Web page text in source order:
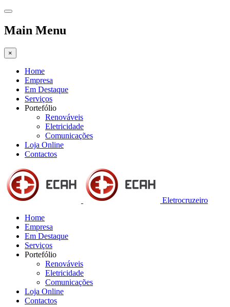
Main Menu
×
Home
Empresa
Em Destaque
Serviços
Portefólio
Renováveis
Eletricidade
Comunicações
Loja Online
Contactos
Eletrocruzeiro
Home
Empresa
Em Destaque
Serviços
Portefólio
Renováveis
Eletricidade
Comunicações
Loja Online
Contactos